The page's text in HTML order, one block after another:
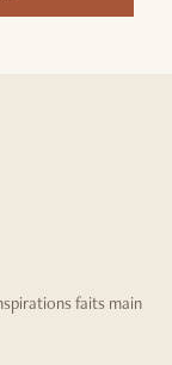
faits main